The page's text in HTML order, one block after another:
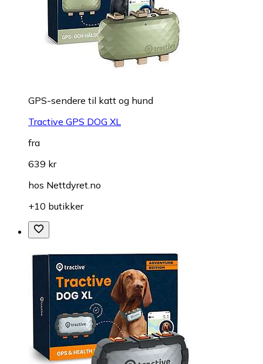
GPS-sendere til katt og hund
Tractive GPS DOG XL
fra
639 kr
hos Nettdyret.no
+10 butikker